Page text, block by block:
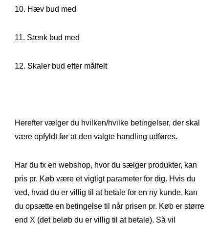
10. Hæv bud med
11. Sænk bud med
12. Skaler bud efter målfelt
Herefter vælger du hvilken/hvilke betingelser, der skal
være opfyldt før at den valgte handling udføres.
Har du fx en webshop, hvor du sælger produkter, kan
pris pr. Køb være et vigtigt parameter for dig. Hvis du
ved, hvad du er villig til at betale for en ny kunde, kan
du opsætte en betingelse til når prisen pr. Køb er større
end X (det beløb du er villig til at betale). Så vil